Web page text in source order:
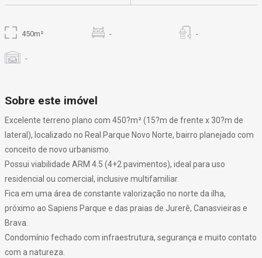
450m² - -
-
Sobre este imóvel
Excelente terreno plano com 450?m² (15?m de frente x 30?m de
lateral), localizado no Real Parque Novo Norte, bairro planejado com
conceito de novo urbanismo.
Possui viabilidade ARM 4.5 (4+2 pavimentos), ideal para uso
residencial ou comercial, inclusive multifamiliar.
Fica em uma área de constante valorização no norte da ilha,
próximo ao Sapiens Parque e das praias de Jurerê, Canasvieiras e
Brava.
Condomínio fechado com infraestrutura, segurança e muito contato
com a natureza.